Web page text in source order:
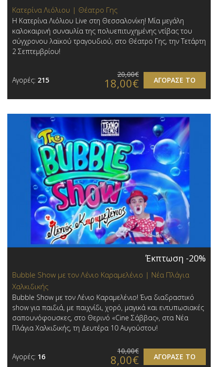
Κατερίνα Λιόλιου | Θέατρο Γης
Η Κατερίνα Λιόλιου Live στη Θεσσαλονίκη! Μία μεγάλη
καλοκαιρινή συναυλία της πολυεπιτυχημένης ντίβας του
σύγχρονου λαϊκού τραγουδιού, στο Θέατρο Γης, την Τετάρτη
2 Σεπτεμβρίου!
Αγορές: 215 ΑΓΟΡΑΣΕ ΤΟ
20,00€
18,00€
Έκπτωση -20%
Bubble Show με τον Λένιο Καραμελένιο | Νέα Πλάγια
Χαλκιδικής
Bubble Show με τον Λένιο Καραμελένιο! Ένα διαδραστικό
show για παιδιά, με παιχνίδι, χορό, μαγικά και εντυπωσιακές
σαπουνόφουσκες, στο Θερινό «Cine Σάββας», στα Νέα
Πλάγια Χαλκιδικής, τη Δευτέρα 10 Αυγούστου!
Αγορές: 16 ΑΓΟΡΑΣΕ ΤΟ
10,00€
8,00€